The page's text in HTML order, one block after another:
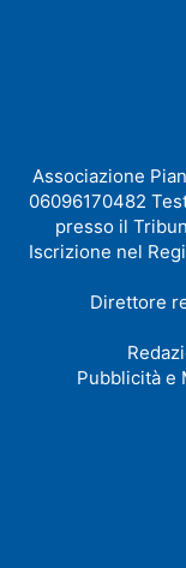
Associazione
06096170482
presso il
Iscrizione nel
Direttore
Pubblicità e